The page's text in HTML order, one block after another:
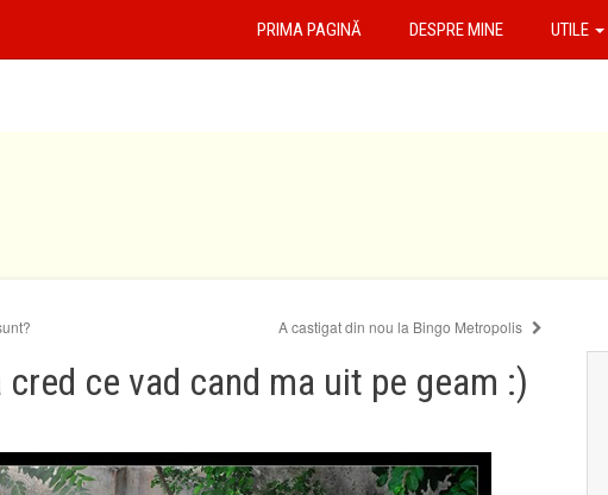
PRIMA PAGINĂ DESPRE MINE UTILE
A castigat din nou la Bingo Metropolis
ce vad cand ma uit pe geam :)